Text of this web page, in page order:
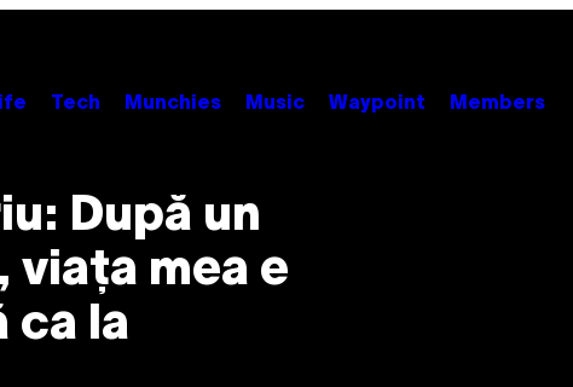
Tech Munchies Music Waypoint Members
După un
viața mea e
ca la